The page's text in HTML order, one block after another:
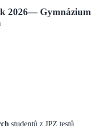
2026— Gymnázium
studentů z JPZ testů